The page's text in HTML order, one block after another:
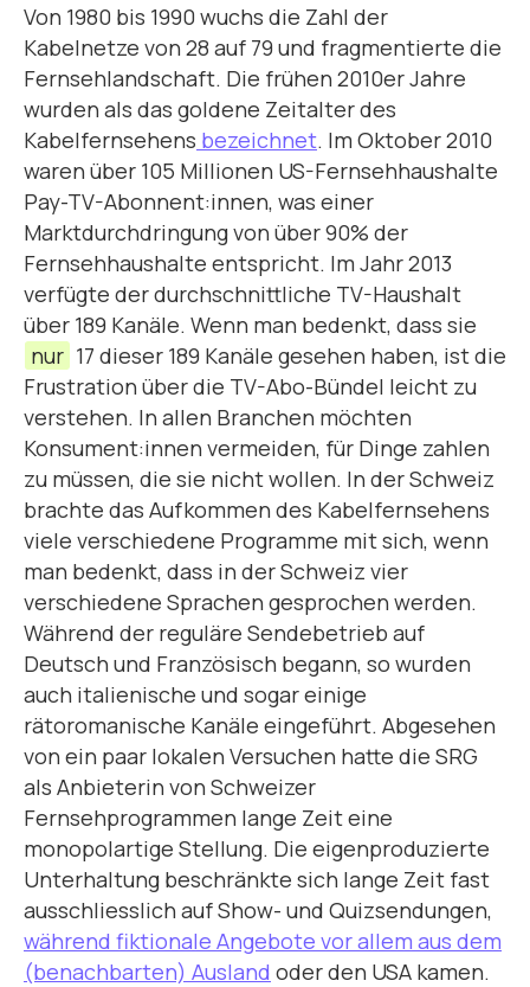
Von 1980 bis 1990 wuchs die Zahl der
Kabelnetze von 28 auf 79 und fragmentierte die
Fernsehlandschaft. Die frühen 2010er Jahre
wurden als das goldene Zeitalter des
Kabelfernsehens bezeichnet. Im Oktober 2010
waren über 105 Millionen US-Fernsehhaushalte
Pay-TV-Abonnent:innen, was einer
Marktdurchdringung von über 90% der
Fernsehhaushalte entspricht. Im Jahr 2013
verfügte der durchschnittliche TV-Haushalt
über 189 Kanäle. Wenn man bedenkt, dass sie
nur 17 dieser 189 Kanäle gesehen haben, ist die
Frustration über die TV-Abo-Bündel leicht zu
verstehen. In allen Branchen möchten
Konsument:innen vermeiden, für Dinge zahlen
zu müssen, die sie nicht wollen. In der Schweiz
brachte das Aufkommen des Kabelfernsehens
viele verschiedene Programme mit sich, wenn
man bedenkt, dass in der Schweiz vier
verschiedene Sprachen gesprochen werden.
Während der reguläre Sendebetrieb auf
Deutsch und Französisch begann, so wurden
auch italienische und sogar einige
rätoromanische Kanäle eingeführt. Abgesehen
von ein paar lokalen Versuchen hatte die SRG
als Anbieterin von Schweizer
Fernsehprogrammen lange Zeit eine
monopolartige Stellung. Die eigenproduzierte
Unterhaltung beschränkte sich lange Zeit fast
ausschliesslich auf Show- und Quizsendungen,
während fiktionale Angebote vor allem aus dem
(benachbarten) Ausland oder den USA kamen.